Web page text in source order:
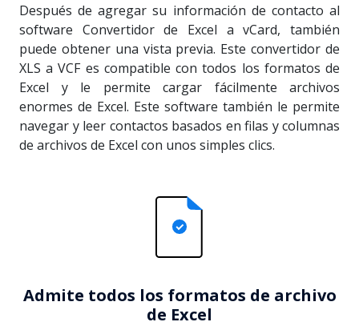
Después de agregar su información de contacto al
software Convertidor de Excel a vCard, también
puede obtener una vista previa. Este convertidor de
XLS a VCF es compatible con todos los formatos de
Excel y le permite cargar fácilmente archivos
enormes de Excel. Este software también le permite
navegar y leer contactos basados en filas y columnas
de archivos de Excel con unos simples clics.
Admite todos los formatos de archivo
de Excel